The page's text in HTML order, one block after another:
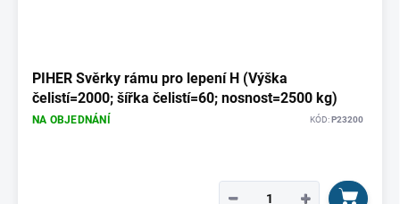
PIHER Svěrky rámu pro lepení H (Výška
čelistí=2000; šířka čelistí=60; nosnost=2500 kg)
NA OBJEDNÁNÍ KÓD:P23200
+
−